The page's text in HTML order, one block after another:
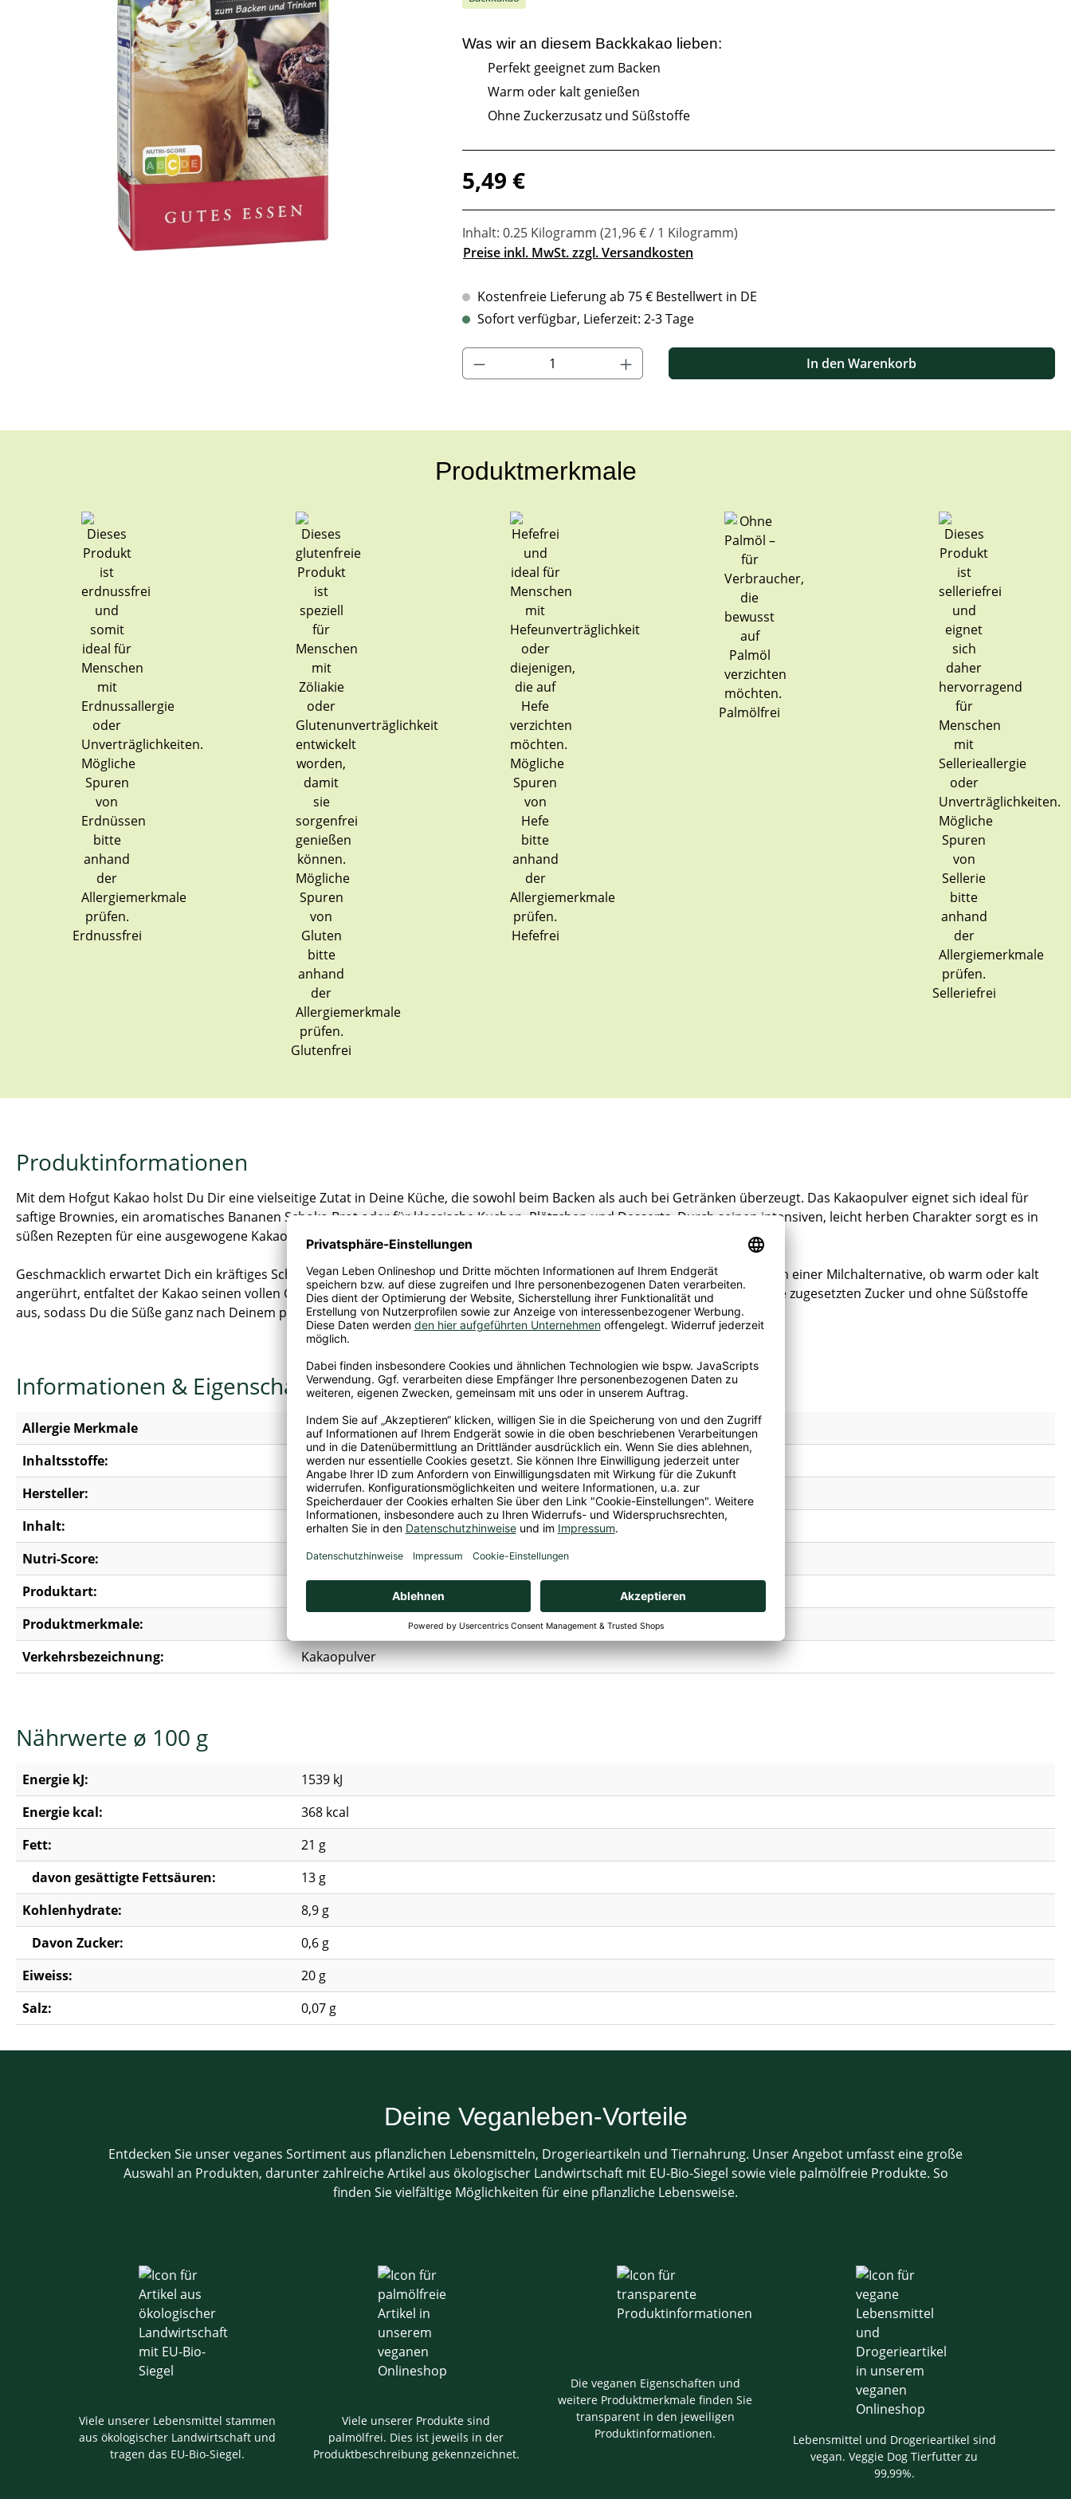
Was wir an diesem Backkakao lieben:
Perfekt geeignet zum Backen
Warm oder kalt genießen
Ohne Zuckerzusatz und Süßstoffe
Regulärer Preis:
5,49 €
Inhalt: 0.25 Kilogramm (21,96 € / 1 Kilogramm)
Preise inkl. MwSt. zzgl. Versandkosten
Kostenfreie Lieferung ab 75 € Bestellwert in DE
Sofort verfügbar, Lieferzeit: 2-3 Tage
Produkt Anzahl: Gib den gewünschten Wert ein oder benutze die Schaltflächen um die Anzahl zu erhöhen oder
In den Warenkorb
Produktmerkmale
Erdnussfrei
Glutenfrei
Hefefrei
Palmölfrei
Selleriefrei
Produktinformationen
Mit dem Hofgut Kakao holst Du Dir eine vielseitige Zutat in Deine Küche, die sowohl beim Backen als auch bei Getränken überzeugt. Das Kakaopulver eignet sich ideal für
saftige Brownies, ein aromatisches Bananen Schoko Brot oder für klassische Kuchen, Plätzchen und Desserts. Durch seinen intensiven, leicht herben Charakter sorgt es in
süßen Rezepten für eine ausgewogene Kakaonote, die sich gut mit weiteren Zutaten kombinieren lässt.
Geschmacklich erwartet Dich ein kräftiges Schokoladenaroma mit feiner Bitternote, das weder überladen noch künstlich wirkt. In einer Milchalternative, ob warm oder kalt
angerührt, entfaltet der Kakao seinen vollen Geschmack und ergibt ein angenehm schokoladiges Getränk. Dabei kommt er ohne zugesetzten Zucker und ohne Süßstoffe
aus, sodass Du die Süße ganz nach Deinem persönlichen Geschmack dosieren kannst.
Informationen & Eigenschaften
Allergie Merkmale Kann Spuren vonSojaenthalten.
Inhaltsstoffe:
Kakaopulver, Säureregulatoren (Kaliumcarbonat, Kaliumhydroxid).
Hersteller:
Rexim GmbH & Co. KG, Wittenberger Weg 14, 24941 Flensburg
Inhalt:
0,25 kg
Nutri-Score:
C
Produktart:
Produktmerkmale:
Erdnussfrei, Glutenfrei, Hefefrei, Palmoelfrei, Selleriefrei, Vegan
Verkehrsbezeichnung:
Kakaopulver
Nährwerte ø 100 g
Energie kJ:
1539 kJ
Energie kcal:
368 kcal
Fett:
21 g
davon gesättigte Fettsäuren:
13 g
Kohlenhydrate:
8,9 g
Davon Zucker:
0,6 g
Eiweiss:
20 g
Salz:
0,07 g
Deine Veganleben-Vorteile
Entdecken Sie unser veganes Sortiment aus pflanzlichen Lebensmitteln, Drogerieartikeln und Tiernahrung. Unser Angebot umfasst eine große
Auswahl an Produkten, darunter zahlreiche Artikel aus ökologischer Landwirtschaft mit EU-Bio-Siegel sowie viele palmölfreie Produkte. So
finden Sie vielfältige Möglichkeiten für eine pflanzliche Lebensweise.
Viele unserer Lebensmittel stammen
aus ökologischer Landwirtschaft und
tragen das EU-Bio-Siegel.
Viele unserer Produkte sind
palmölfrei. Dies ist jeweils in der
Produktbeschreibung gekennzeichnet.
Die veganen Eigenschaften und
weitere Produktmerkmale finden Sie
transparent in den jeweiligen
Produktinformationen.
Lebensmittel und Drogerieartikel sind
vegan. Veggie Dog Tierfutter zu
99,99%.